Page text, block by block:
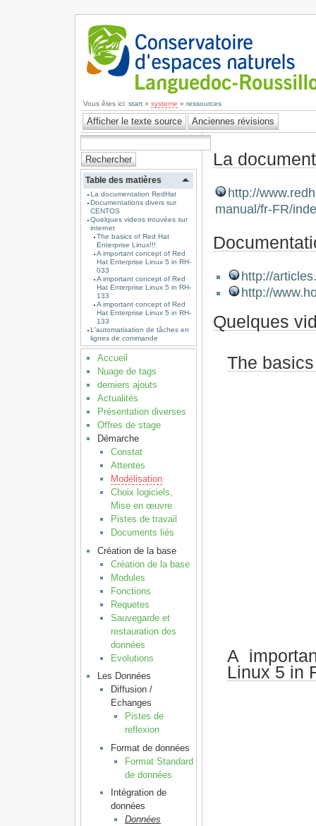
Vous êtes ici: start» systeme » ressources
Table des matières
La documentation RedHat
Documentations divers sur
CENTOS
Quelques videos trouvées sur
internet
The basics of Red Hat
Enterprise Linux!!!
A important concept of Red
Hat Enterprise Linux 5 in RH-
033
A important concept of Red
Hat Enterprise Linux 5 in RH-
133
A important concept of Red
Hat Enterprise Linux 5 in RH-
133
L'automatisation de tâches en
lignes de commande
Accueil
Nuage de tags
derniers ajouts
Actualités
Présentation diverses
Offres de stage
Démarche
Constat
Attentes
Modélisation
Choix logiciels,
Mise en œuvre
Pistes de travail
Documents liés
Création de la base
Création de la base
Modules
Fonctions
Requetes
Sauvegarde et
restauration des
données
Evolutions
Les Données
Diffusion /
Echanges
Pistes de
reflexion
Format de données
Format Standard
de données
Intégration de
données
Données
La
http://
manual/fr-FR/
http://
http://
Quelques
The
A
Linux 5 in